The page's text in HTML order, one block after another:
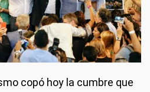
copó hoy la cumbre que